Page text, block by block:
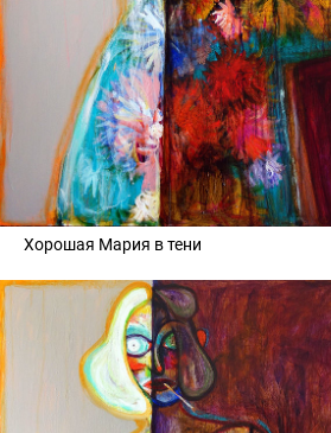
Хорошая Мария в тени